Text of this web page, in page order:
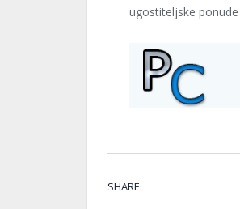
ugostiteljske
SHARE.